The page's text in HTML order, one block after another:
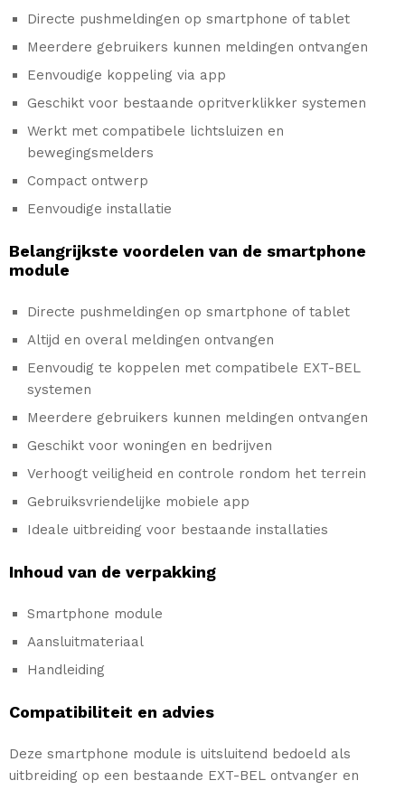
Directe pushmeldingen op smartphone of tablet
Meerdere gebruikers kunnen meldingen ontvangen
Eenvoudige koppeling via app
Geschikt voor bestaande opritverklikker systemen
Werkt met compatibele lichtsluizen en
bewegingsmelders
Compact ontwerp
Eenvoudige installatie
Belangrijkste voordelen van de smartphone
module
Directe pushmeldingen op smartphone of tablet
Altijd en overal meldingen ontvangen
Eenvoudig te koppelen met compatibele EXT-BEL
systemen
Meerdere gebruikers kunnen meldingen ontvangen
Geschikt voor woningen en bedrijven
Verhoogt veiligheid en controle rondom het terrein
Gebruiksvriendelijke mobiele app
Ideale uitbreiding voor bestaande installaties
Inhoud van de verpakking
Smartphone module
Aansluitmateriaal
Handleiding
Compatibiliteit en advies
Deze smartphone module is uitsluitend bedoeld als
uitbreiding op een bestaande EXT-BEL ontvanger en